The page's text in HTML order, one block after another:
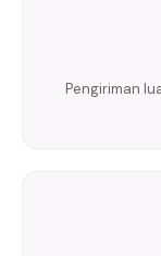
Pengiriman